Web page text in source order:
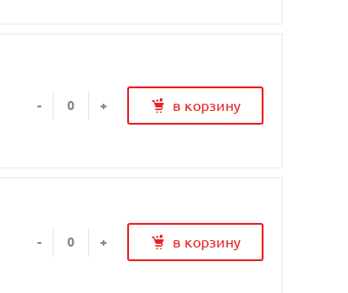
- + в корзину
- + в корзину